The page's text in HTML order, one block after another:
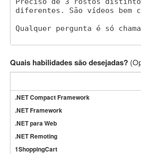
Quais habilidades são desejadas?
.NET Compact Framework
.NET Framework
.NET para Web
.NET Remoting
1ShoppingCart